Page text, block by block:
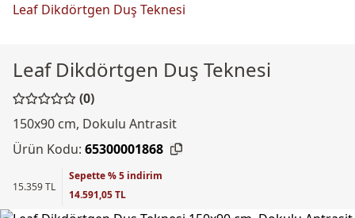
Leaf Dikdörtgen Duş Teknesi
Leaf Dikdörtgen Duş Teknesi
(0)
150x90 cm, Dokulu Antrasit
Ürün Kodu: 65300001868
15.359 TL
Sepette % 5 indirim
14.591,05 TL